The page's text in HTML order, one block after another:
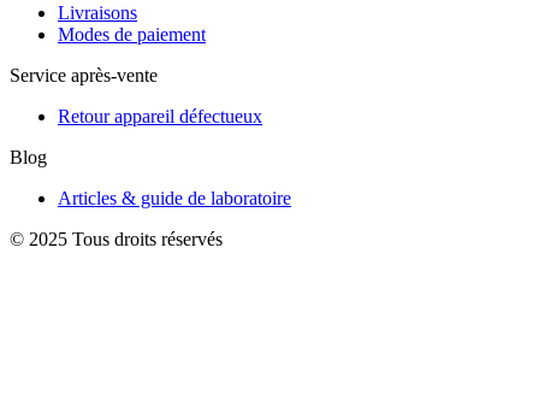
Livraisons
Modes de paiement
Service après-vente
Retour appareil défectueux
Blog
Articles & guide de laboratoire
© 2025 Tous droits réservés